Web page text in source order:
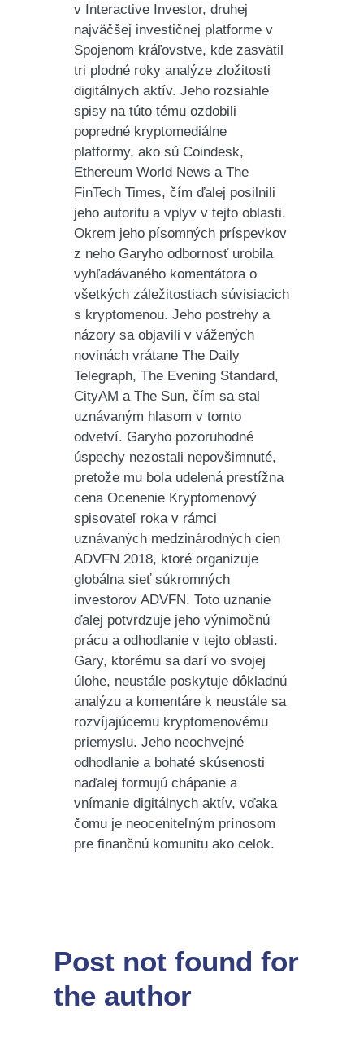
v Interactive Investor, druhej
najväčšej investičnej platforme v
Spojenom kráľovstve, kde zasvätil
tri plodné roky analýze zložitosti
digitálnych aktív. Jeho rozsiahle
spisy na túto tému ozdobili
popredné kryptomediálne
platformy, ako sú Coindesk,
Ethereum World News a The
FinTech Times, čím ďalej posilnili
jeho autoritu a vplyv v tejto oblasti.
Okrem jeho písomných príspevkov
z neho Garyho odbornosť urobila
vyhľadávaného komentátora o
všetkých záležitostiach súvisiacich
s kryptomenou. Jeho postrehy a
názory sa objavili v vážených
novinách vrátane The Daily
Telegraph, The Evening Standard,
CityAM a The Sun, čím sa stal
uznávaným hlasom v tomto
odvetví. Garyho pozoruhodné
úspechy nezostali nepovšimnuté,
pretože mu bola udelená prestížna
cena Ocenenie Kryptomenový
spisovateľ roka v rámci
uznávaných medzinárodných cien
ADVFN 2018, ktoré organizuje
globálna sieť súkromných
investorov ADVFN. Toto uznanie
ďalej potvrdzuje jeho výnimočnú
prácu a odhodlanie v tejto oblasti.
Gary, ktorému sa darí vo svojej
úlohe, neustále poskytuje dôkladnú
analýzu a komentáre k neustále sa
rozvíjajúcemu kryptomenovému
priemyslu. Jeho neochvejné
odhodlanie a bohaté skúsenosti
naďalej formujú chápanie a
vnímanie digitálnych aktív, vďaka
čomu je neoceniteľným prínosom
pre finančnú komunitu ako celok.
Post not found for
the author